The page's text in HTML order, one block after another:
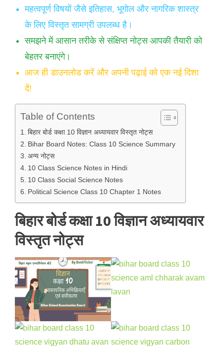
महत्वपूर्ण विषयों जैसे इतिहास, भूगोल और नागरिक शास्त्र
के लिए विस्तृत सामग्री उपलब्ध है।
समझने में आसान तरीके से संक्षिप्त नोट्स आपकी तैयारी को
बेहतर बनाएंगे।
आज ही डाउनलोड करें और अपनी पढ़ाई को एक नई दिशा
दें!
Table of Contents
बिहार बोर्ड कक्षा 10 विज्ञान अध्यायवार विस्तृत नोट्स
Bihar Board Notes: Class 10 Science Summary
अन्य नोट्स
10 Class Science Notes in Hindi
10 Class Social Science Notes
Political Science Class 10 Chapter 1 Notes
बिहार बोर्ड कक्षा 10 विज्ञान अध्यायवार
विस्तृत नोट्स